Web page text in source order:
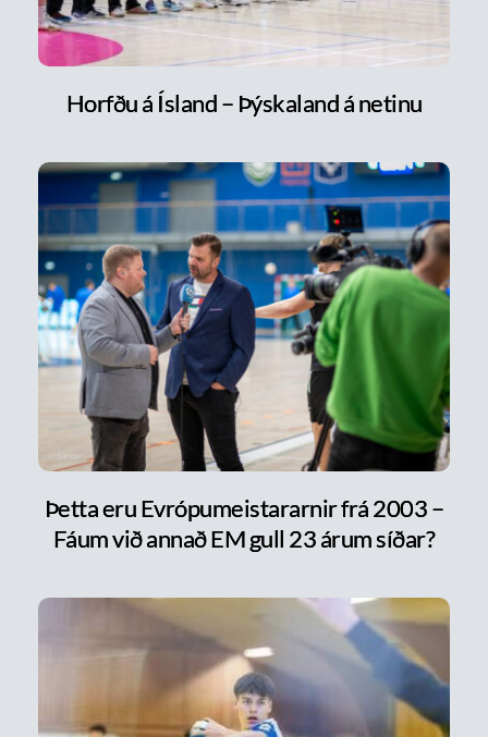
Horfðu á Ísland – Þýskaland á netinu
Þetta eru Evrópumeistararnir frá 2003 –
Fáum við annað EM gull 23 árum síðar?